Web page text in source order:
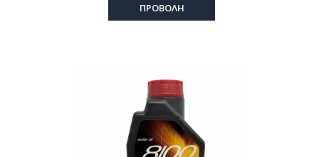
ΠΡΟΒΟΛΗ